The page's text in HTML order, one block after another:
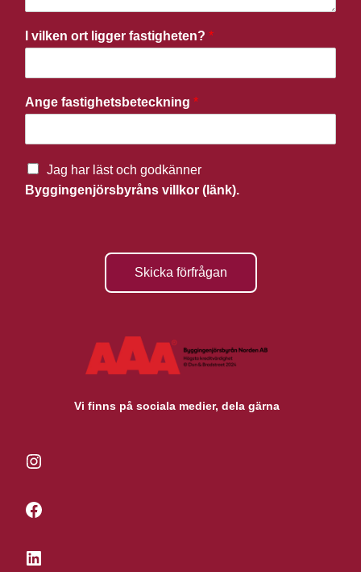
I vilken ort ligger fastigheten? *
Ange fastighetsbeteckning *
Jag har läst och godkänner
Byggingenjörsbyråns villkor (länk).
Skicka förfrågan
Vi finns på sociala medier, dela gärna
Instagram
Facebook
LinkedIn